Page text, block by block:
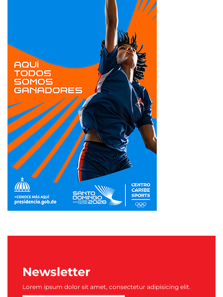
Newsletter
Lorem ipsum dolor sit amet, consectetur adipisicing elit.